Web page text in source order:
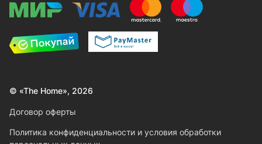
© «The Home», 2026
Договор оферты
Политика конфиденциальности и условия обработки